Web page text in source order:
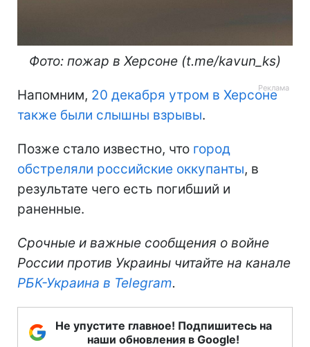
Фото: пожар в Херсоне (t.me/kavun_ks)
Напомним, 20 декабря утром в Херсоне
также были слышны взрывы.
Позже стало известно, что город
обстреляли российские оккупанты, в
результате чего есть погибший и
раненные.
Срочные и важные сообщения о войне
России против Украины читайте на канале
РБК-Украина в Telegram.
Не упустите главное! Подпишитесь на
наши обновления в Google!